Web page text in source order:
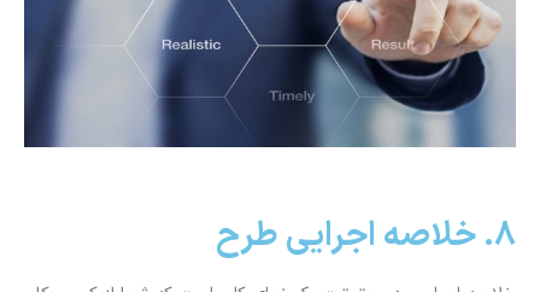
8. خلاصه اجرایی طرح